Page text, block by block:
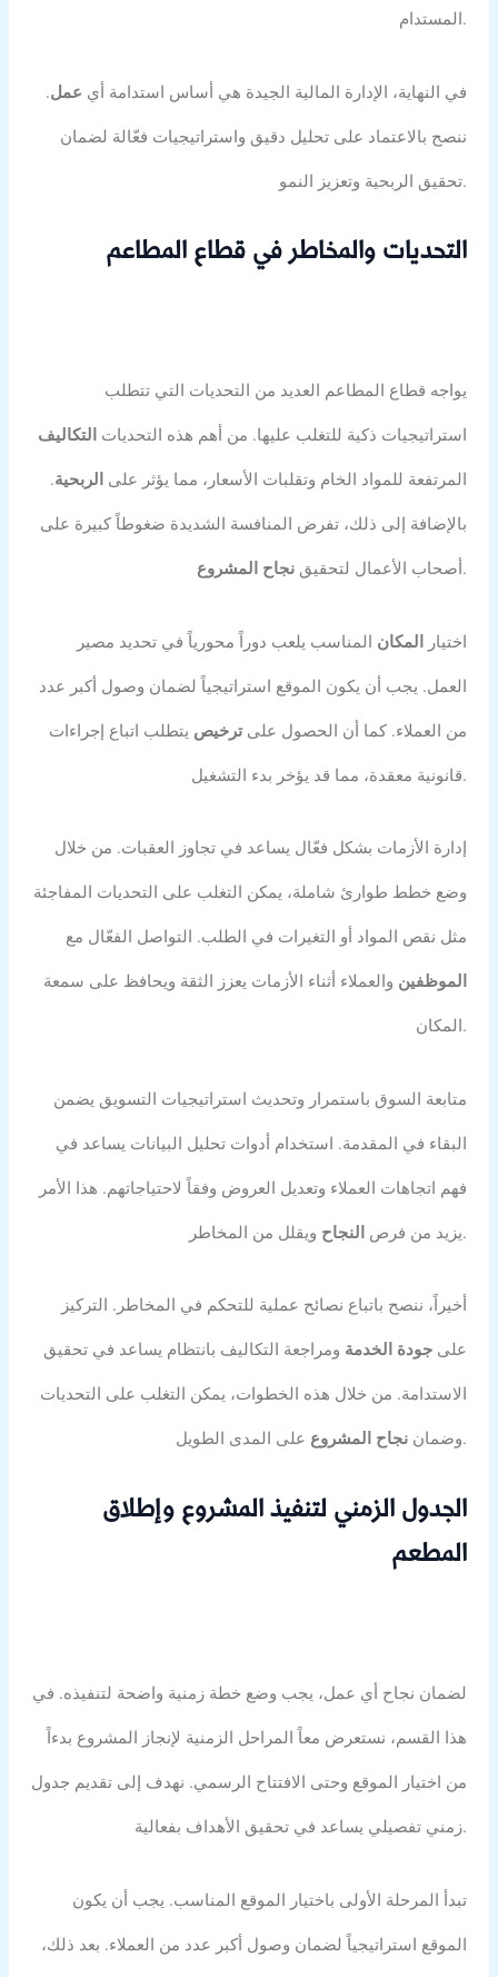
المستدام.
في النهاية، الإدارة المالية الجيدة هي أساس استدامة أي عمل.
ننصح بالاعتماد على تحليل دقيق واستراتيجيات فعّالة لضمان
تحقيق الربحية وتعزيز النمو.
التحديات والمخاطر في قطاع المطاعم
يواجه قطاع المطاعم العديد من التحديات التي تتطلب
استراتيجيات ذكية للتغلب عليها. من أهم هذه التحديات التكاليف
المرتفعة للمواد الخام وتقلبات الأسعار، مما يؤثر على الربحية.
بالإضافة إلى ذلك، تفرض المنافسة الشديدة ضغوطاً كبيرة على
أصحاب الأعمال لتحقيق نجاح المشروع .
اختيار المكان المناسب يلعب دوراً محورياً في تحديد مصير
العمل. يجب أن يكون الموقع استراتيجياً لضمان وصول أكبر عدد
من العملاء. كما أن الحصول علىترخيص يتطلب اتباع إجراءات
قانونية معقدة، مما قد يؤخر بدء التشغيل.
إدارة الأزمات بشكل فعّال يساعد في تجاوز العقبات. من خلال
وضع خطط طوارئ شاملة، يمكن التغلب على التحديات المفاجئة
مثل نقص المواد أو التغيرات في الطلب. التواصل الفعّال مع
الموظفين والعملاء أثناء الأزمات يعزز الثقة ويحافظ على سمعة
المكان.
متابعة السوق باستمرار وتحديث استراتيجيات التسويق يضمن
البقاء في المقدمة. استخدام أدوات تحليل البيانات يساعد في
فهم اتجاهات العملاء وتعديل العروض وفقاً لاحتياجاتهم. هذا الأمر
يزيد من فرص النجاح ويقلل من المخاطر.
أخيراً، ننصح باتباع نصائح عملية للتحكم في المخاطر. التركيز
على جودة الخدمة ومراجعة التكاليف بانتظام يساعد في تحقيق
الاستدامة. من خلال هذه الخطوات، يمكن التغلب على التحديات
وضمان نجاح المشروع على المدى الطويل.
الجدول الزمني لتنفيذ المشروع وإطلاق
المطعم
لضمان نجاح أي عمل، يجب وضع خطة زمنية واضحة لتنفيذه. في
هذا القسم، نستعرض معاً المراحل الزمنية لإنجاز المشروع بدءاً
من اختيار الموقع وحتى الافتتاح الرسمي. نهدف إلى تقديم جدول
زمني تفصيلي يساعد في تحقيق الأهداف بفعالية.
تبدأ المرحلة الأولى باختيار الموقع المناسب. يجب أن يكون
الموقع استراتيجياً لضمان وصول أكبر عدد من العملاء. بعد ذلك،